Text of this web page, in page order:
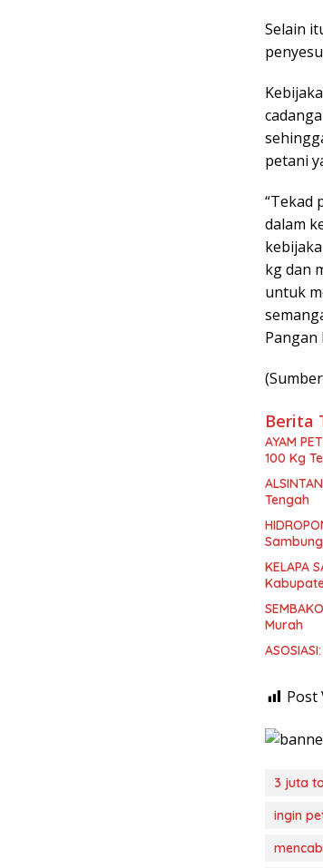
Selain
petani
“Tekad
dalam
kg dan
untuk
Pangan
Berita
AYAM
100 Kg
Tengah
KELAPA
Murah
Post
3 juta
ingin